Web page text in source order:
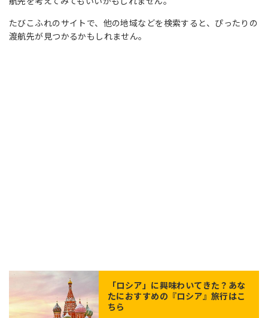
たびこふれのサイトで、他の地域などを検索すると、ぴったりの
渡航先が見つかるかもしれません。
「ロシア 」に興味わいてきた？あな
たにおすすめの『ロシア』旅行はこ
ちら